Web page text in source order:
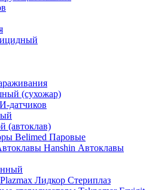
(сухожар)
датчиков
(автоклав)
Belimed Паровые
Hanshin Автоклавы
Лидкор Стериплаз